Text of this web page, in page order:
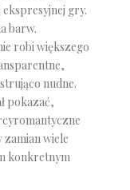
gry.
barw.
robi większego
nudne.
pokazać,
zamian wiele
konkretnym